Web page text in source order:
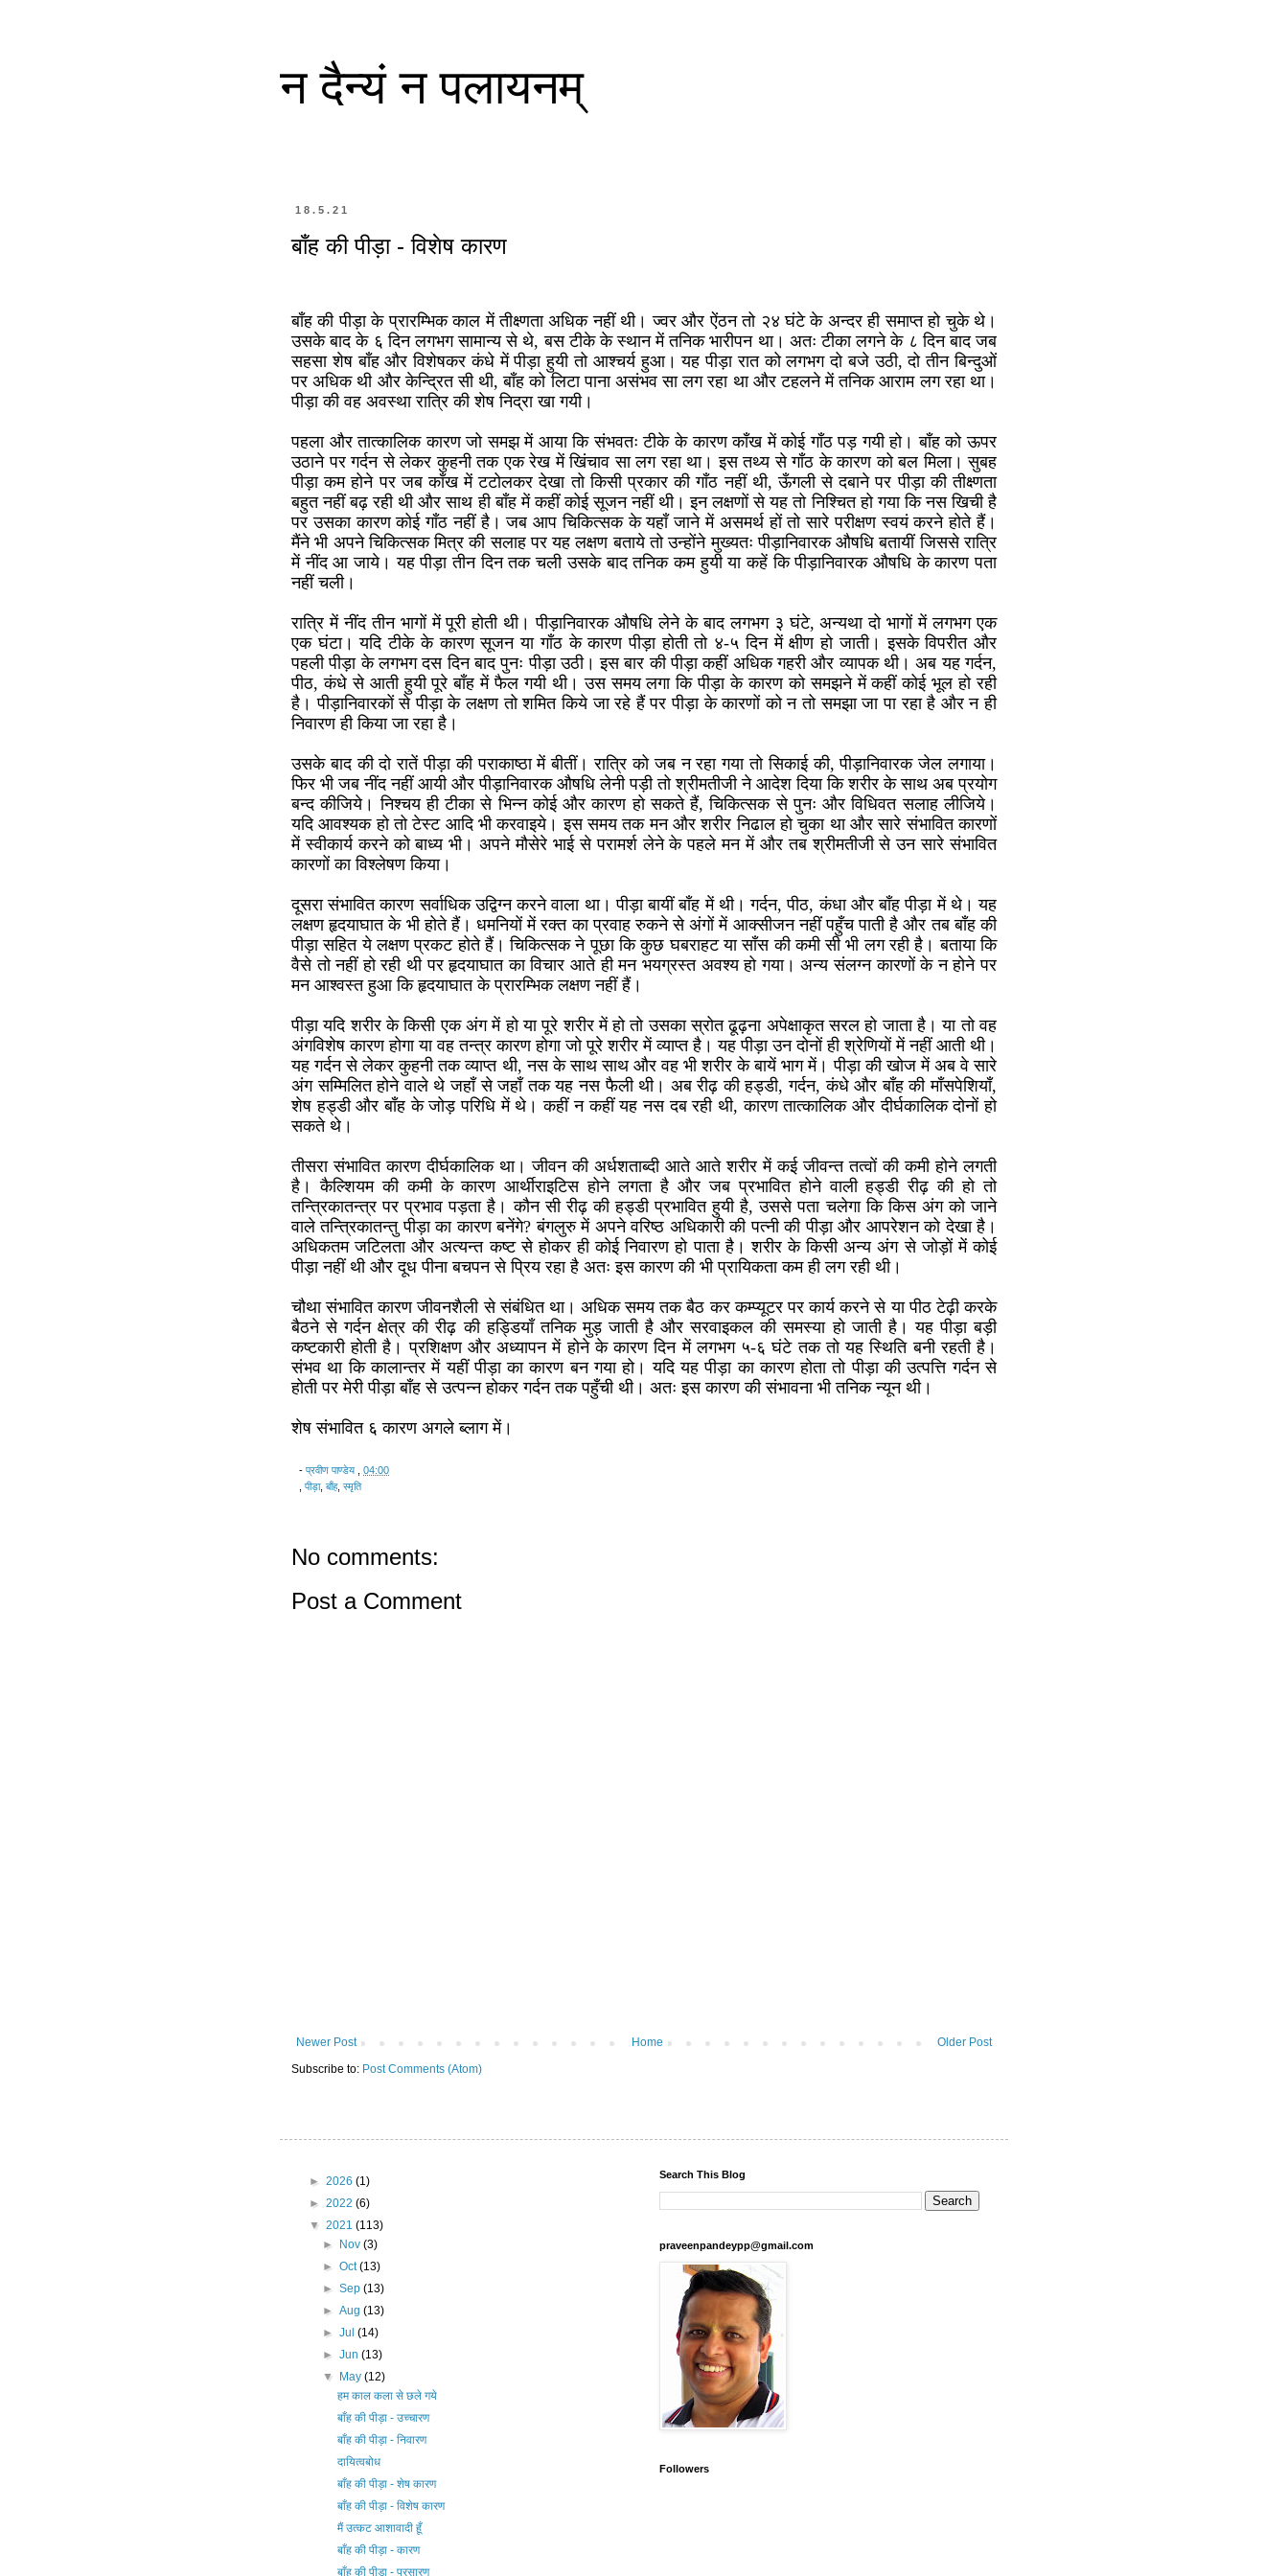
न दैन्यं न पलायनम्
18.5.21
बाँह की पीड़ा - विशेष कारण
बाँह की पीड़ा के प्रारम्भिक काल में तीक्ष्णता अधिक नहीं थी। ज्वर और ऐंठन तो २४ घंटे के अन्दर ही समाप्त हो चुके थे।
उसके बाद के ६ दिन लगभग सामान्य से थे, बस टीके के स्थान में तनिक भारीपन था। अतः टीका लगने के ८ दिन बाद जब
सहसा शेष बाँह और विशेषकर कंधे में पीड़ा हुयी तो आश्चर्य हुआ। यह पीड़ा रात को लगभग दो बजे उठी, दो तीन बिन्दुओं
पर अधिक थी और केन्द्रित सी थी, बाँह को लिटा पाना असंभव सा लग रहा था और टहलने में तनिक आराम लग रहा था।
पीड़ा की वह अवस्था रात्रि की शेष निद्रा खा गयी।
पहला और तात्कालिक कारण जो समझ में आया कि संभवतः टीके के कारण काँख में कोई गाँठ पड़ गयी हो। बाँह को ऊपर
उठाने पर गर्दन से लेकर कुहनी तक एक रेख में खिंचाव सा लग रहा था। इस तथ्य से गाँठ के कारण को बल मिला। सुबह
पीड़ा कम होने पर जब काँख में टटोलकर देखा तो किसी प्रकार की गाँठ नहीं थी, ऊँगली से दबाने पर पीड़ा की तीक्ष्णता
बहुत नहीं बढ़ रही थी और साथ ही बाँह में कहीं कोई सूजन नहीं थी। इन लक्षणों से यह तो निश्चित हो गया कि नस खिची है
पर उसका कारण कोई गाँठ नहीं है। जब आप चिकित्सक के यहाँ जाने में असमर्थ हों तो सारे परीक्षण स्वयं करने होते हैं।
मैंने भी अपने चिकित्सक मित्र की सलाह पर यह लक्षण बताये तो उन्होंने मुख्यतः पीड़ानिवारक औषधि बतायीं जिससे रात्रि
में नींद आ जाये। यह पीड़ा तीन दिन तक चली उसके बाद तनिक कम हुयी या कहें कि पीड़ानिवारक औषधि के कारण पता
नहीं चली।
रात्रि में नींद तीन भागों में पूरी होती थी। पीड़ानिवारक औषधि लेने के बाद लगभग ३ घंटे, अन्यथा दो भागों में लगभग एक
एक घंटा। यदि टीके के कारण सूजन या गाँठ के कारण पीड़ा होती तो ४-५ दिन में क्षीण हो जाती। इसके विपरीत और
पहली पीड़ा के लगभग दस दिन बाद पुनः पीड़ा उठी। इस बार की पीड़ा कहीं अधिक गहरी और व्यापक थी। अब यह गर्दन,
पीठ, कंधे से आती हुयी पूरे बाँह में फैल गयी थी। उस समय लगा कि पीड़ा के कारण को समझने में कहीं कोई भूल हो रही
है। पीड़ानिवारकों से पीड़ा के लक्षण तो शमित किये जा रहे हैं पर पीड़ा के कारणों को न तो समझा जा पा रहा है और न ही
निवारण ही किया जा रहा है।
उसके बाद की दो रातें पीड़ा की पराकाष्ठा में बीतीं। रात्रि को जब न रहा गया तो सिकाई की, पीड़ानिवारक जेल लगाया।
फिर भी जब नींद नहीं आयी और पीड़ानिवारक औषधि लेनी पड़ी तो श्रीमतीजी ने आदेश दिया कि शरीर के साथ अब प्रयोग
बन्द कीजिये। निश्चय ही टीका से भिन्न कोई और कारण हो सकते हैं, चिकित्सक से पुनः और विधिवत सलाह लीजिये।
यदि आवश्यक हो तो टेस्ट आदि भी करवाइये। इस समय तक मन और शरीर निढाल हो चुका था और सारे संभावित कारणों
में स्वीकार्य करने को बाध्य भी। अपने मौसेरे भाई से परामर्श लेने के पहले मन में और तब श्रीमतीजी से उन सारे संभावित
कारणों का विश्लेषण किया।
दूसरा संभावित कारण सर्वाधिक उद्विग्न करने वाला था। पीड़ा बायीं बाँह में थी। गर्दन, पीठ, कंधा और बाँह पीड़ा में थे। यह
लक्षण हृदयाघात के भी होते हैं। धमनियों में रक्त का प्रवाह रुकने से अंगों में आक्सीजन नहीं पहुँच पाती है और तब बाँह की
पीड़ा सहित ये लक्षण प्रकट होते हैं। चिकित्सक ने पूछा कि कुछ घबराहट या साँस की कमी सी भी लग रही है। बताया कि
वैसे तो नहीं हो रही थी पर हृदयाघात का विचार आते ही मन भयग्रस्त अवश्य हो गया। अन्य संलग्न कारणों के न होने पर
मन आश्वस्त हुआ कि हृदयाघात के प्रारम्भिक लक्षण नहीं हैं।
पीड़ा यदि शरीर के किसी एक अंग में हो या पूरे शरीर में हो तो उसका स्रोत ढूढ़ना अपेक्षाकृत सरल हो जाता है। या तो वह
अंगविशेष कारण होगा या वह तन्त्र कारण होगा जो पूरे शरीर में व्याप्त है। यह पीड़ा उन दोनों ही श्रेणियों में नहीं आती थी।
यह गर्दन से लेकर कुहनी तक व्याप्त थी, नस के साथ साथ और वह भी शरीर के बायें भाग में। पीड़ा की खोज में अब वे सारे
अंग सम्मिलित होने वाले थे जहाँ से जहाँ तक यह नस फैली थी। अब रीढ़ की हड्डी, गर्दन, कंधे और बाँह की माँसपेशियाँ,
शेष हड्डी और बाँह के जोड़ परिधि में थे। कहीं न कहीं यह नस दब रही थी, कारण तात्कालिक और दीर्घकालिक दोनों हो
सकते थे।
तीसरा संभावित कारण दीर्घकालिक था। जीवन की अर्धशताब्दी आते आते शरीर में कई जीवन्त तत्वों की कमी होने लगती
है। कैल्शियम की कमी के कारण आर्थीराइटिस होने लगता है और जब प्रभावित होने वाली हड्डी रीढ़ की हो तो
तन्त्रिकातन्त्र पर प्रभाव पड़ता है। कौन सी रीढ़ की हड्डी प्रभावित हुयी है, उससे पता चलेगा कि किस अंग को जाने
वाले तन्त्रिकातन्तु पीड़ा का कारण बनेंगे? बंगलुरु में अपने वरिष्ठ अधिकारी की पत्नी की पीड़ा और आपरेशन को देखा है।
अधिकतम जटिलता और अत्यन्त कष्ट से होकर ही कोई निवारण हो पाता है। शरीर के किसी अन्य अंग से जोड़ों में कोई
पीड़ा नहीं थी और दूध पीना बचपन से प्रिय रहा है अतः इस कारण की भी प्रायिकता कम ही लग रही थी।
चौथा संभावित कारण जीवनशैली से संबंधित था। अधिक समय तक बैठ कर कम्प्यूटर पर कार्य करने से या पीठ टेढ़ी करके
बैठने से गर्दन क्षेत्र की रीढ़ की हड्डियाँ तनिक मुड़ जाती है और सरवाइकल की समस्या हो जाती है। यह पीड़ा बड़ी
कष्टकारी होती है। प्रशिक्षण और अध्यापन में होने के कारण दिन में लगभग ५-६ घंटे तक तो यह स्थिति बनी रहती है।
संभव था कि कालान्तर में यहीं पीड़ा का कारण बन गया हो। यदि यह पीड़ा का कारण होता तो पीड़ा की उत्पत्ति गर्दन से
होती पर मेरी पीड़ा बाँह से उत्पन्न होकर गर्दन तक पहुँची थी। अतः इस कारण की संभावना भी तनिक न्यून थी।
शेष संभावित ६ कारण अगले ब्लाग में।
- प्रवीण पाण्डेय
04:00
पीड़ा, बाँह, स्मृति
No comments:
Post a Comment
Newer Post Older Post
Home
Subscribe to: Post Comments (Atom)
► 2026 (1)
► 2022 (6)
▼ 2021 (113)
►
Nov(3)
►Oct(13)
►Sep(13)
►Aug(13)
►Jul(14)
►Jun(13)
▼
May(12)
हम काल कला से छले गये
बाँह की पीड़ा - उच्चारण
बाँह की पीड़ा - निवारण
दायित्वबोध
बाँह की पीड़ा - शेष कारण
बाँह की पीड़ा - विशेष कारण
मैं उत्कट आशावादी हूँ
बाँह की पीड़ा - कारण
बाँह की पीड़ा - प्रसारण
Search This Blog
praveenpandeypp@gmail.com
Followers